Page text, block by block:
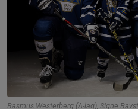
Rasmus Westerberg (A-lag), Signe